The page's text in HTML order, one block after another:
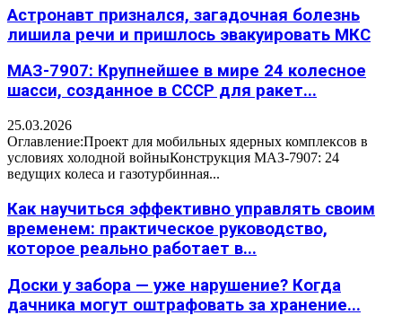
Астронавт признался, загадочная болезнь
лишила речи и пришлось эвакуировать МКС
МАЗ-7907: Крупнейшее в мире 24 колесное
шасси, созданное в СССР для ракет...
25.03.2026
Оглавление:Проект для мобильных ядерных комплексов в
условиях холодной войныКонструкция МАЗ-7907: 24
ведущих колеса и газотурбинная...
Как научиться эффективно управлять своим
временем: практическое руководство,
которое реально работает в...
Доски у забора — уже нарушение? Когда
дачника могут оштрафовать за хранение...